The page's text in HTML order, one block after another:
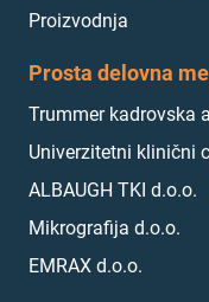
Proizvodnja
Prosta delovna
Trummer kadrovska
Univerzitetni klinični
ALBAUGH TKI d.o.o.
Mikrografija d.o.o.
EMRAX d.o.o.